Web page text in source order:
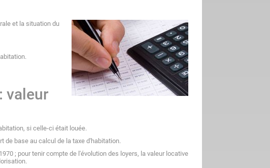
et la situation du
valeur
si celle-ci était louée.
de base au calcul de la taxe d'habitation.
; pour tenir compte de l'évolution des loyers, la valeur locative